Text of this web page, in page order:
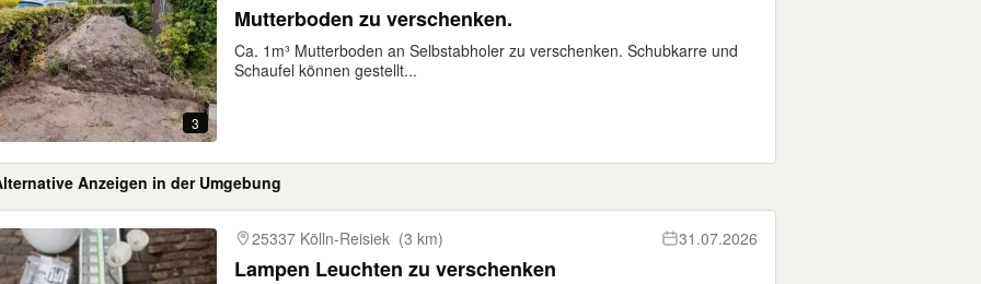
3
Mutterboden zu verschenken.
Ca. 1m³ Mutterboden an Selbstabholer zu verschenken. Schubkarre und
Schaufel können gestellt...
Anzeigen in der Umgebung
25337 Kölln-Reisiek (3 km) 31.07.2026
Lampen Leuchten zu verschenken